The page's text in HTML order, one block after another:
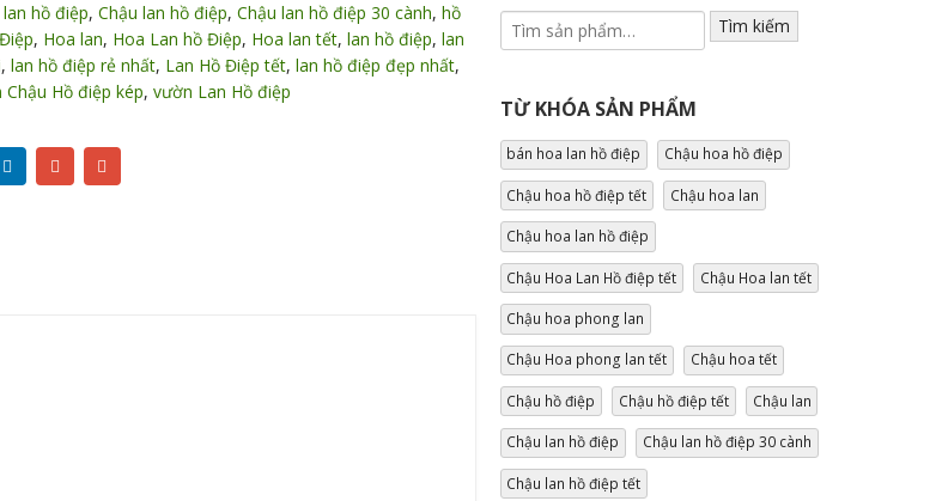
hồ điệp, Chậu lan hồ điệp, Chậu lan hồ điệp 30 cành, hồ
, Hoa lan, Hoa Lan hồ Điệp, Hoa lan tết, lan hồ điệp, lan
, lan hồ điệp rẻ nhất, Lan Hồ Điệp tết, lan hồ điệp đẹp nhất,
Hồ điệp kép, vườn Lan Hồ điệp
Tìm kiếm
TỪ KHÓA SẢN PHẨM
bán hoa lan hồ điệp Chậu hoa hồ điệp
Chậu hoa hồ điệp tết Chậu hoa lan
Chậu hoa lan hồ điệp
Chậu Hoa Lan Hồ điệp tết Chậu Hoa lan tết
Chậu hoa phong lan
Chậu Hoa phong lan tết Chậu hoa tết
Chậu hồ điệp Chậu hồ điệp tết Chậu lan
Chậu lan hồ điệp Chậu lan hồ điệp 30 cành
Chậu lan hồ điệp tết